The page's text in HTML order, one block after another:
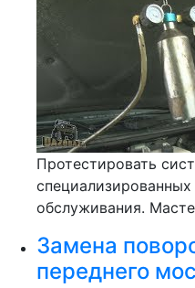
Протестировать
обслуживания.
Замена
переднего